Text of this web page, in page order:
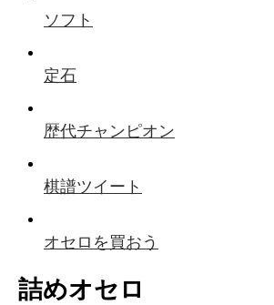
ソフト
定石
歴代チャンピオン
棋譜ツイート
オセロを買おう
詰めオセロ